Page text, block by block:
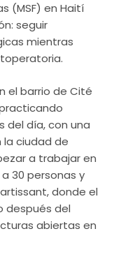
(MSF) en Haití
seguir
mientras
el barrio de Cité
del día, con una
la ciudad de
a trabajar en
30 personas y
donde el
después del
abiertas en